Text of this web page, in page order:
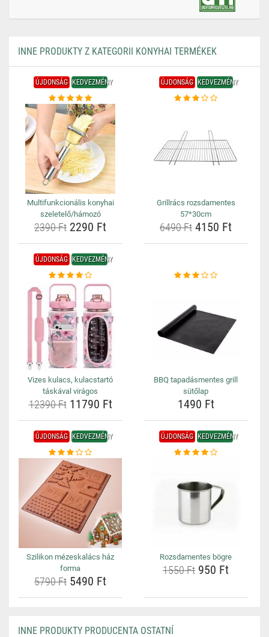
INNE PRODUKTY Z KATEGORII KONYHAI TERMÉKEK
ÚJDONSÁG KEDVEZMÉNY
Multifunkcionális konyhai
szeletelő/hámozó
2390 Ft 2290 Ft
ÚJDONSÁG KEDVEZMÉNY
Grillrács rozsdamentes
57*30cm
6490 Ft 4150 Ft
ÚJDONSÁG KEDVEZMÉNY
Vizes kulacs, kulacstartó
táskával virágos
12390 Ft11790 Ft
BBQ tapadásmentes grill
sütőlap
1490 Ft
ÚJDONSÁG KEDVEZMÉNY
Szilikon mézeskalács ház
forma
5790 Ft 5490 Ft
ÚJDONSÁG KEDVEZMÉNY
Rozsdamentes bögre
1550 Ft 950 Ft
INNE PRODUKTY PRODUCENTA OSTATNÍ